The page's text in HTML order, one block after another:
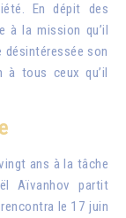
En dépit des
à la mission qu’il
désintéressée son
à tous ceux qu’il
ans à la tâche
Aïvanhov partit
le 17 juin